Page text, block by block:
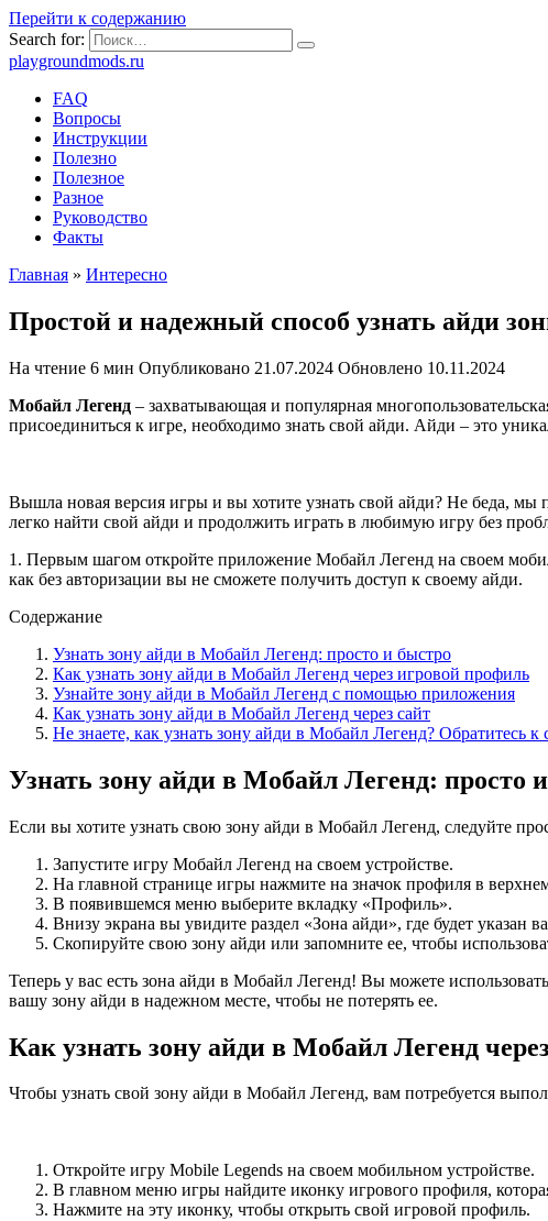
Перейти к содержанию
Search for:
playgroundmods.ru
FAQ
Вопросы
Инструкции
Полезно
Полезное
Разное
Руководство
Факты
Главная » Интересно
Простой и надежный способ узнать айди
На чтение 6 мин Опубликовано 21.07.2024 Обновлено 10.11.2024
Мобайл Легенд – захватывающая и популярная
присоединиться к игре, необходимо знать свой айди. Айди – это
Вышла новая версия игры и вы хотите узнать свой айди? Не беда,
легко найти свой айди и продолжить играть в любимую игру без
1. Первым шагом откройте приложение Мобайл Легенд на своем
как без авторизации вы не сможете получить доступ к своему айди.
Содержание
Узнать зону айди в Мобайл Легенд: просто и быстро
Как узнать зону айди в Мобайл Легенд через игровой профиль
Узнайте зону айди в Мобайл Легенд с помощью приложения
Как узнать зону айди в Мобайл Легенд через сайт
Не знаете, как узнать зону айди в Мобайл Легенд? Обратитесь к
Узнать зону айди в Мобайл Легенд: просто
Если вы хотите узнать свою зону айди в Мобайл Легенд, следуйте
Запустите игру Мобайл Легенд на своем устройстве.
На главной странице игры нажмите на значок профиля в
В появившемся меню выберите вкладку «Профиль».
Внизу экрана вы увидите раздел «Зона айди», где будет указан
Скопируйте свою зону айди или запомните ее, чтобы
Теперь у вас есть зона айди в Мобайл Легенд! Вы можете
вашу зону айди в надежном месте, чтобы не потерять ее.
Как узнать зону айди в Мобайл Легенд
Чтобы узнать свой зону айди в Мобайл Легенд, вам потребуется
Откройте игру Mobile Legends на своем мобильном устройстве.
В главном меню игры найдите иконку игрового профиля,
Нажмите на эту иконку, чтобы открыть свой игровой профиль.